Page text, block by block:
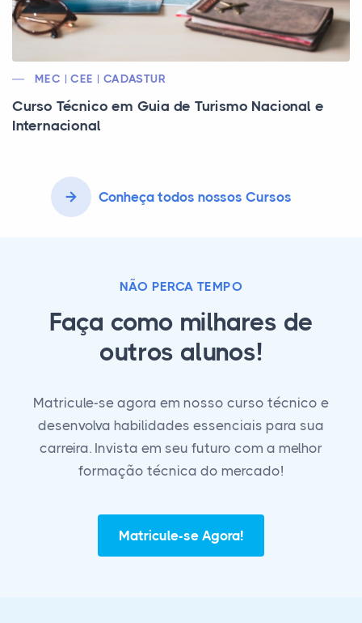
MEC | CEE | CADASTUR
Curso Técnico em Guia de Turismo Nacional e
Internacional
Conheça todos nossos Cursos
NÃO PERCA TEMPO
Faça como milhares de
outros alunos!
Matricule-se agora em nosso curso técnico e
desenvolva habilidades essenciais para sua
carreira. Invista em seu futuro com a melhor
formação técnica do mercado!
Matricule-se Agora!